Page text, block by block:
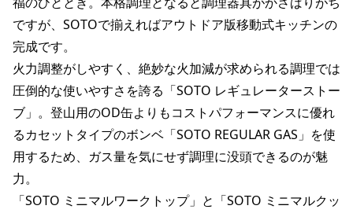
ですが、SOTOで揃えればアウトドア版移動式キッチンの
完成です。
火力調整がしやすく、絶妙な火加減が求められる調理では
圧倒的な使いやすさを誇る「SOTO レギュレーターストー
ブ」。登山用のOD缶よりもコストパフォーマンスに優れ
るカセットタイプのボンベ「SOTO REGULAR GAS」を使
用するため、ガス量を気にせず調理に没頭できるのが魅
力。
「SOTO ミニマルワークトップ」と「SOTO ミニマルクッ